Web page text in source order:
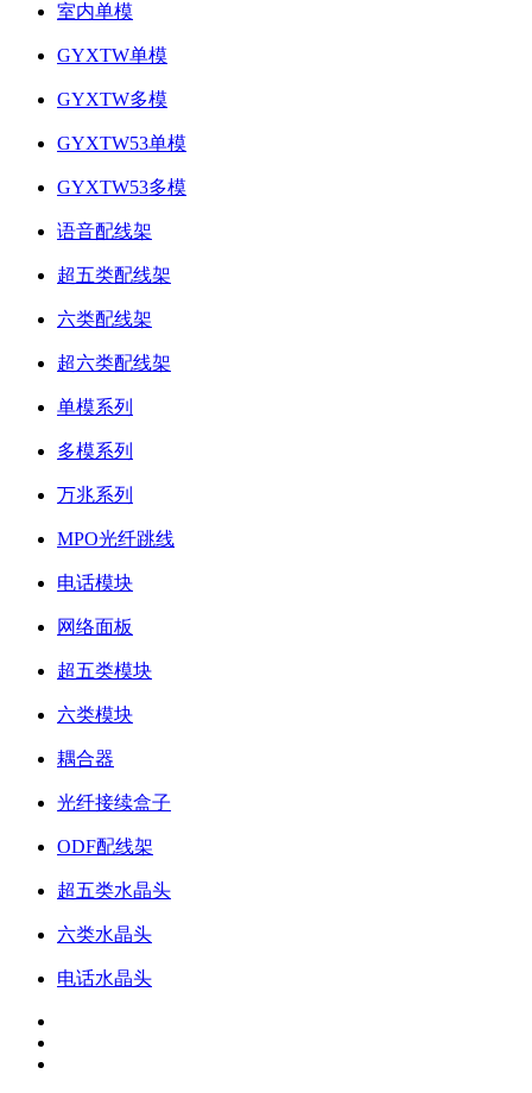
室内单模
GYXTW单模
GYXTW多模
GYXTW53单模
GYXTW53多模
语音配线架
超五类配线架
六类配线架
超六类配线架
单模系列
多模系列
万兆系列
MPO光纤跳线
电话模块
网络面板
超五类模块
六类模块
耦合器
光纤接续盒子
ODF配线架
超五类水晶头
六类水晶头
电话水晶头